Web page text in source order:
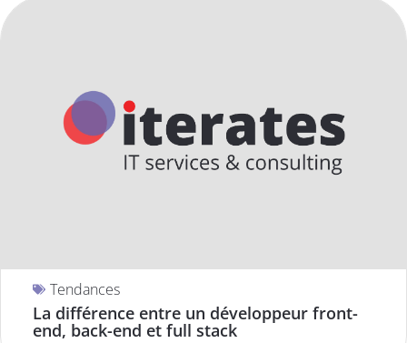
Tendances
La différence entre un développeur front-
end, back-end et full stack